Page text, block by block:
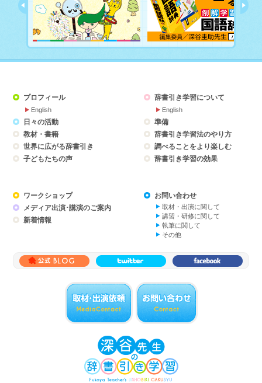
の展開の
プロフィール
English
日々の活動
教材・書籍
世界に広がる辞書引き
子どもたちの声
辞書引き学習について
English
準備
辞書引き学習法のやり方
調べることをより楽しむ
辞書引き学習の効果
ワークショップ
メディア出演･講演のご案内
新着情報
お問い合わせ
取材・出演に関して
講習・研修に関して
執筆に関して
その他